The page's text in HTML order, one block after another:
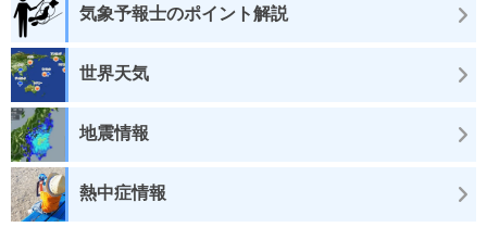
気象予報士のポイント解説
世界天気
地震情報
熱中症情報